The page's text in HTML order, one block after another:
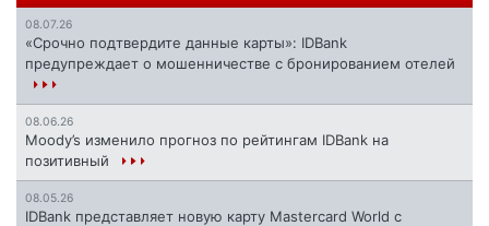
08.07.26
«Срочно подтвердите данные карты»: IDBank
предупреждает о мошенничестве с бронированием отелей
08.06.26
Moody’s изменило прогноз по рейтингам IDBank на
позитивный
08.05.26
IDBank представляет новую карту Mastercard World с